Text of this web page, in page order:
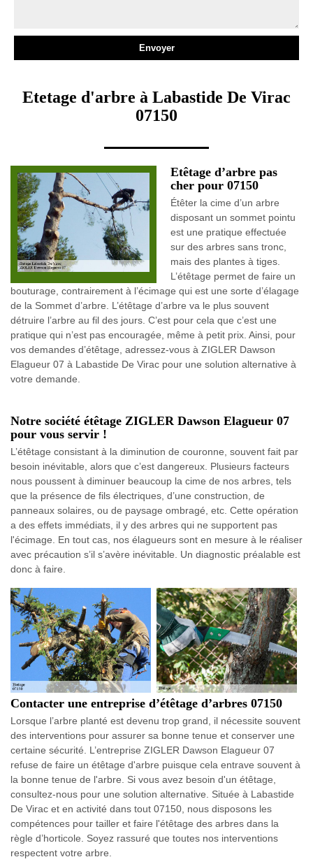
Etetage d'arbre à Labastide De Virac
07150
Etêtage d’arbre pas
cher pour 07150
Étêter la cime d’un arbre
disposant un sommet pointu
est une pratique effectuée
sur des arbres sans tronc,
mais des plantes à tiges.
L’étêtage permet de faire un
bouturage, contrairement à l’écimage qui est une sorte d’élagage
de la Sommet d’arbre. L’étêtage d’arbre va le plus souvent
détruire l’arbre au fil des jours. C’est pour cela que c’est une
pratique qui n’est pas encouragée, même à petit prix. Ainsi, pour
vos demandes d’étêtage, adressez-vous à ZIGLER Dawson
Elagueur 07 à Labastide De Virac pour une solution alternative à
votre demande.
Notre société étêtage ZIGLER Dawson Elagueur 07
pour vous servir !
L’étêtage consistant à la diminution de couronne, souvent fait par
besoin inévitable, alors que c’est dangereux. Plusieurs facteurs
nous poussent à diminuer beaucoup la cime de nos arbres, tels
que la présence de fils électriques, d’une construction, de
panneaux solaires, ou de paysage ombragé, etc. Cette opération
a des effets immédiats, il y des arbres qui ne supportent pas
l'écimage. En tout cas, nos élagueurs sont en mesure à le réaliser
avec précaution s’il s’avère inévitable. Un diagnostic préalable est
donc à faire.
Contacter une entreprise d’étêtage d’arbres 07150
Lorsque l’arbre planté est devenu trop grand, il nécessite souvent
des interventions pour assurer sa bonne tenue et conserver une
certaine sécurité. L’entreprise ZIGLER Dawson Elagueur 07
refuse de faire un étêtage d'arbre puisque cela entrave souvent à
la bonne tenue de l'arbre. Si vous avez besoin d'un étêtage,
consultez-nous pour une solution alternative. Située à Labastide
De Virac et en activité dans tout 07150, nous disposons les
compétences pour tailler et faire l'étêtage des arbres dans la
règle d’horticole. Soyez rassuré que toutes nos interventions
respectent votre arbre.